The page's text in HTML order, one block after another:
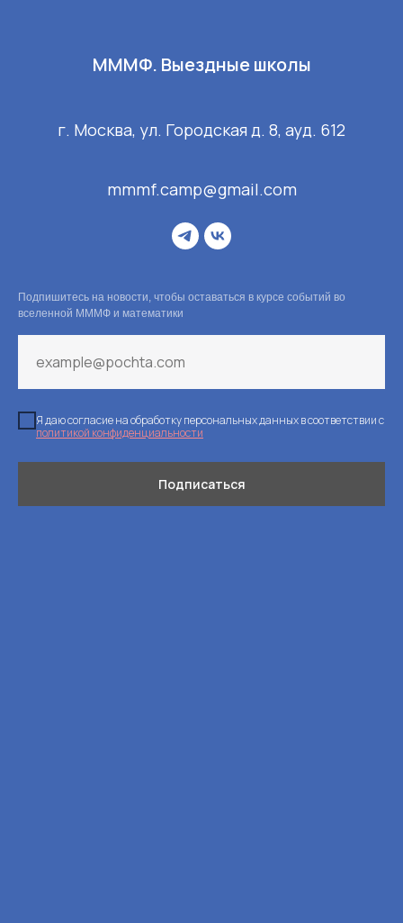
МММФ. Выездные школы
г. Москва, ул. Городская д. 8, ауд. 612
mmmf.camp@gmail.com
Подпишитесь на новости, чтобы оставаться в курсе событий во
вселенной МММФ и математики
Я даю согласие на обработку персональных данных в соответствии с
политикой конфиденциальности
Подписаться